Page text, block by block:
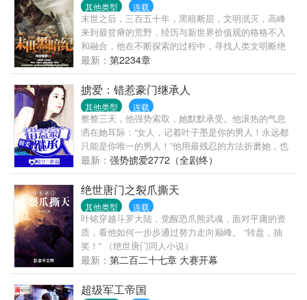
其他类型 连载
末世之后，三百五十年，黑暗断层，文明泯灭，高峰
来到最贫瘠的荒野，经历与新世界价值观的格格不入
和融合，他在不断探索的过程中，寻找人类文明断绝
的原因，并在与末世统治者的斗争中不断的挖掘历史
的真相，从一个意外的旅人转变成带领人类寻找文明
复兴的领头人。 杀戮，背叛，热血，友情，阴谋，战
争，一切都在高峰的末世之旅上演，身世的迷茫，新
人类的进化方式，旧文明的苟延残喘，
最新： 第2234章
掳爱：错惹豪门继承人
其他类型 连载
整整三天，他强势索取，她默默承受。他滚热的气息
洒在她耳际：“女人，记着叶子墨是你的男人！永远都
只能是你唯一的男人！”他用最残忍的方法折磨她，也
用最甜蜜的方式宠爱她。她以为，高高在上的亿万总
裁爱上了她这个小小女佣。她珠胎暗结之时，他却一
声令下：孩子打掉！这个女人，让她在这个世界消
失……
最新： 强势掳爱2772（全剧终）
绝世唐门之裂爪撕天
其他类型 连载
叶铭穿越斗罗大陆，觉醒恐爪熊武魂，面对平庸的资
质，看他如何一步步通过努力走向巅峰。 “转盘，抽
奖！” （绝世唐门同人小说）
最新： 第二百二十七章 大赛开幕
超级军工帝国